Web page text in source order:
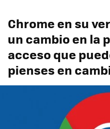
Chrome en su
un cambio en la
acceso que
pienses en